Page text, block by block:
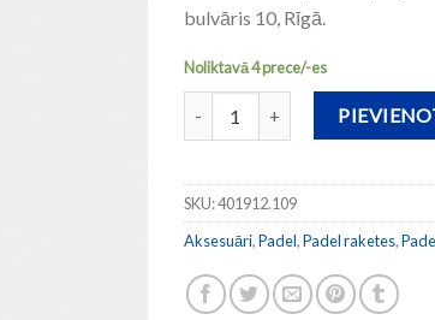
bulvāris 10, Rīgā.
Noliktavā 4 prece/-es
Padel rakete VALKIRIA PRO
SKU:401912.109
Aksesuāri,Padel,Padel raketes,